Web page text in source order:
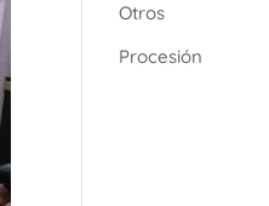
Otros
Procesión